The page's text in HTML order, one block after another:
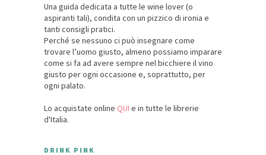
Una guida dedicata a tutte le wine lover (o
aspiranti tali), condita con un pizzico di ironia e
tanti consigli pratici.
Perché se nessuno ci può insegnare come
trovare l’uomo giusto, almeno possiamo imparare
come si fa ad avere sempre nel bicchiere il vino
giusto per ogni occasione e, soprattutto, per
ogni palato.
Lo acquistate online QUI e in tutte le librerie
d'Italia.
DRINK PINK